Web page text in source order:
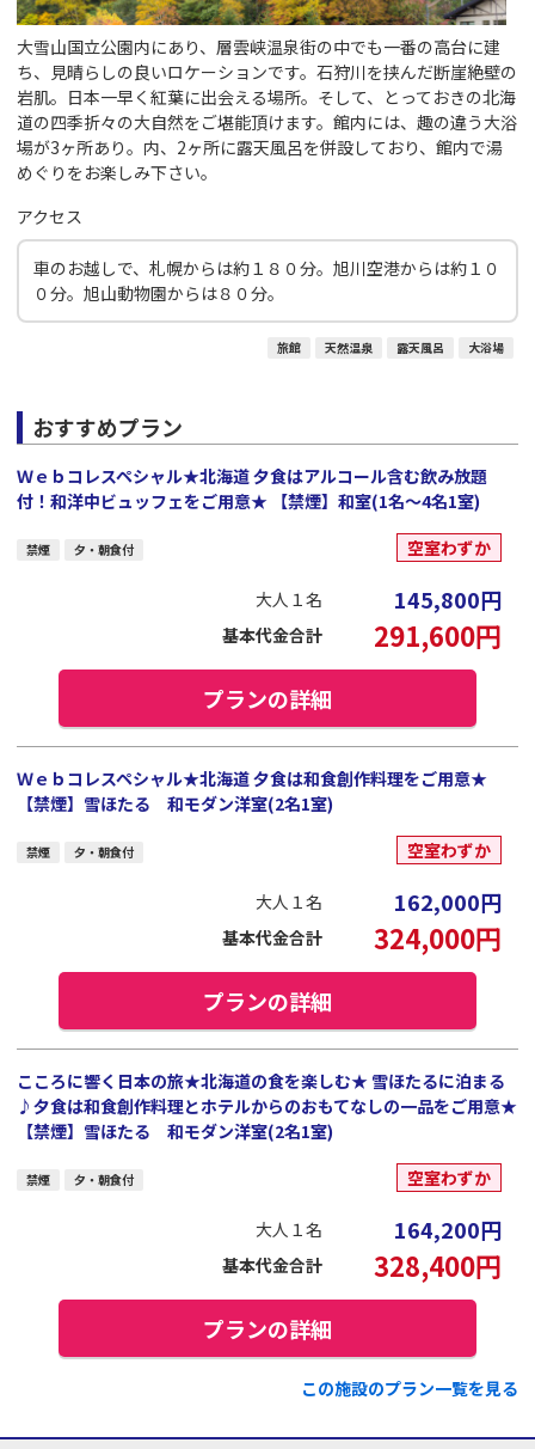
大雪山国立公園内にあり、層雲峡温泉街の中でも一番の高台に建
ち、見晴らしの良いロケーションです。石狩川を挟んだ断崖絶壁の
岩肌。日本一早く紅葉に出会える場所。そして、とっておきの北海
道の四季折々の大自然をご堪能頂けます。館内には、趣の違う大浴
場が3ヶ所あり。内、2ヶ所に露天風呂を併設しており、館内で湯
めぐりをお楽しみ下さい。
アクセス
車のお越しで、札幌からは約１８０分。旭川空港からは約１０
０分。旭山動物園からは８０分。
旅館 天然温泉 露天風呂 大浴場
おすすめプラン
Ｗｅｂコレスペシャル★北海道 夕食はアルコール含む飲み放題
付！和洋中ビュッフェをご用意★ 【禁煙】和室(1名～4名1室)
禁煙 夕・朝食付 空室わずか
大人１名 145,800円
基本代金合計 291,600円
プランの詳細
Ｗｅｂコレスペシャル★北海道 夕食は和食創作料理をご用意★
【禁煙】雪ほたる 和モダン洋室(2名1室)
禁煙 夕・朝食付 空室わずか
大人１名 162,000円
基本代金合計 324,000円
プランの詳細
こころに響く日本の旅★北海道の食を楽しむ★ 雪ほたるに泊まる
♪夕食は和食創作料理とホテルからのおもてなしの一品をご用意★
【禁煙】雪ほたる 和モダン洋室(2名1室)
禁煙 夕・朝食付 空室わずか
大人１名 164,200円
基本代金合計 328,400円
プランの詳細
この施設のプラン一覧を見る